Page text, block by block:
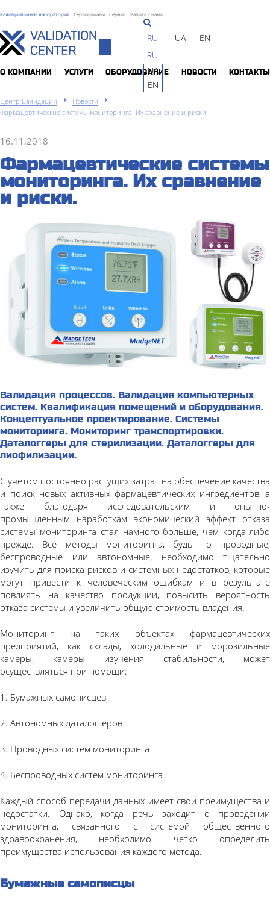
Калибровочная лаборатория Сертификаты Сервис Работа с нами
RU UA
EN
RU
UA
EN
navigation
О КОМПАНИИ УСЛУГИ ОБОРУДОВАНИЕ НОВОСТИ КОНТАКТЫ
Центр Валидации
Новости
Фармацевтические системы мониторинга. Их сравнение и риски.
16.11.2018
Фармацевтические системы
мониторинга. Их сравнение
и риски.
С учетом постоянно растущих затрат на обеспечение качества
и поиск новых активных фармацевтических ингредиентов, а
также благодаря исследовательским и опытно-
промышленным наработкам экономический эффект отказа
системы мониторинга стал намного больше, чем когда-либо
прежде. Все методы мониторинга, будь то проводные,
беспроводные или автономные, необходимо тщательно
изучить для поиска рисков и системных недостатков, которые
могут привести к человеческим ошибкам и в результате
повлиять на качество продукции, повысить вероятность
отказа системы и увеличить общую стоимость владения.
Мониторинг на таких объектах фармацевтических
предприятий, как склады, холодильные и морозильные
камеры, камеры изучения стабильности, может
осуществляться при помощи:
1. Бумажных самописцев
2. Автономных даталоггеров
3. Проводных систем мониторинга
4. Беспроводных систем мониторинга
Каждый способ передачи данных имеет свои преимущества и
недостатки. Однако, когда речь заходит о проведении
мониторинга, связанного с системой общественного
здравоохранения, необходимо четко определить
преимущества использования каждого метода.
Бумажные самописцы
Валидация процессов. Валидация компьютерных
систем. Квалификация помещений и оборудования.
Концептуальное проектирование. Системы
мониторинга. Мониторинг транспортировки.
Даталоггеры для стерилизации. Даталоггеры для
лиофилизации.